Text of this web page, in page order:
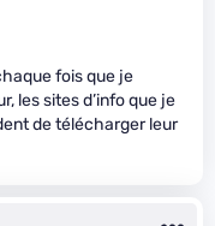
fois que je
les sites d’info que je
de télécharger leur